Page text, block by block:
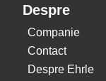
Despre
Companie
Contact
Despre Ehrle